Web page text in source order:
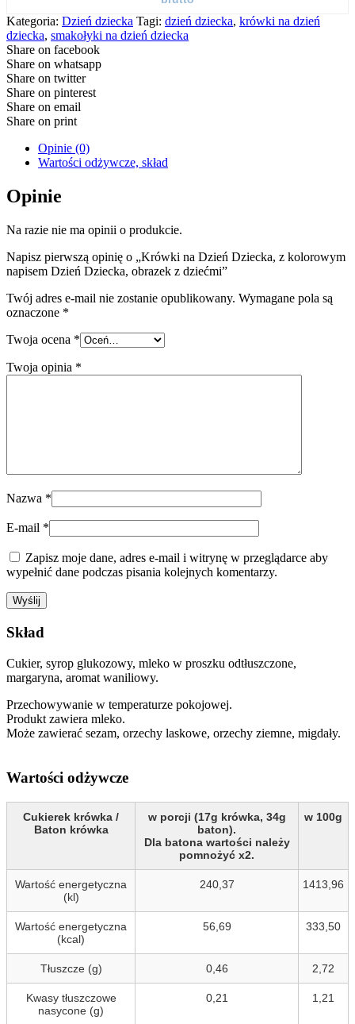
Kategoria: Dzień dziecka Tagi: dzień dziecka, krówki na dzień
dziecka, smakołyki na dzień dziecka
Share on facebook
Share on whatsapp
Share on twitter
Share on pinterest
Share on email
Share on print
Opinie (0)
Wartości odżywcze, skład
Opinie
Na razie nie ma opinii o produkcie.
Napisz pierwszą opinię o „Krówki na Dzień Dziecka, z kolorowym
napisem Dzień Dziecka, obrazek z dziećmi”
Twój adres e-mail nie zostanie opublikowany. Wymagane pola są
oznaczone *
Twoja ocena *
Twoja opinia *
Nazwa *
E-mail *
Zapisz moje dane, adres e-mail i witrynę w przeglądarce aby
wypełnić dane podczas pisania kolejnych komentarzy.
Skład
Cukier, syrop glukozowy, mleko w proszku odtłuszczone,
margaryna, aromat waniliowy.
Przechowywanie w temperaturze pokojowej.
Produkt zawiera mleko.
Może zawierać sezam, orzechy laskowe, orzechy ziemne, migdały.
Wartości odżywcze
Cukierek krówka /
Baton krówka
w porcji (17g krówka, 34g
baton).
Dla batona wartości należy
pomnożyć x2.
w 100g
Wartość energetyczna
(kl)
240,37 1413,96
Wartość energetyczna
(kcal)
56,69 333,50
Tłuszcze (g) 0,46 2,72
Kwasy tłuszczowe
nasycone (g)
0,21 1,21